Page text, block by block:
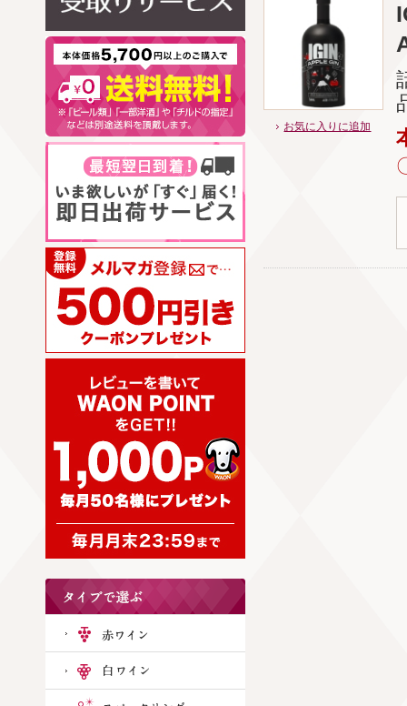
お気に入りに追加